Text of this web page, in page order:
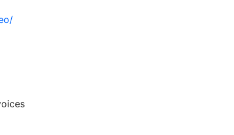
了我家的土地。二厨是谁?村长的小舅子，在村里横行
直是个模糊又可怕的影子，他对哥哥所做的那些事，